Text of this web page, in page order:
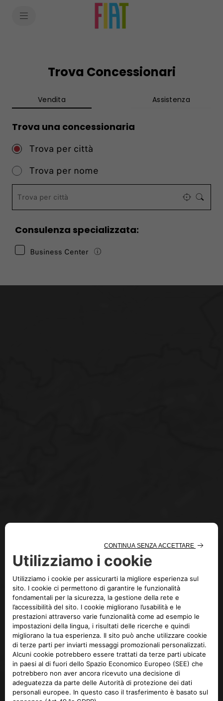
Trova Concessionari
Vendita Assistenza
Trova una concessionaria
Trova per città
Trova per nome
Consulenza specializzata:
Business Center